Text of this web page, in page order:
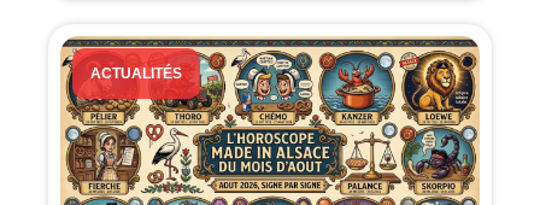
ACTUALITÉS